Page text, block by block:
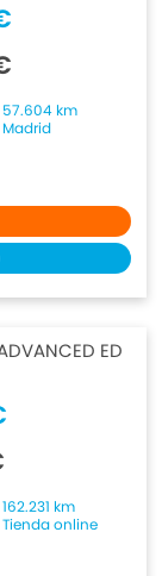
57.604 km
Madrid
ED
162.231 km
Tienda online